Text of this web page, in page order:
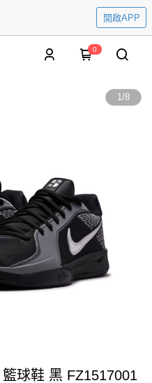
開啟APP
0
1/8
球鞋 黑 FZ1517001